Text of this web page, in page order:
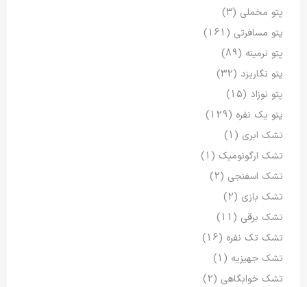
پتو مخملی (3)
پتو مسافرتی (161)
پتو نرمینه (89)
پتو نگاریزد (32)
پتو نوزاد (15)
پتو یک نفره (129)
تشک ابری (1)
تشک ارگونومیک (1)
تشک اسفنجی (2)
تشک بازی (2)
تشک برقی (11)
تشک تک نفره (16)
تشک جهیزیه (1)
تشک خوابگاهی (2)